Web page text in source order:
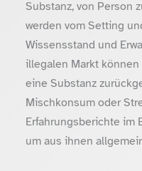
Substanz, von Person
werden vom Setting
Wissensstand und
illegalen Markt
eine Substanz
Mischkonsum oder
Erfahrungsberichte im
um aus ihnen